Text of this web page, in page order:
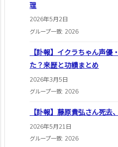
理
2026年5月2日
グループ一致: 2026
【訃報】イクラちゃん声
た？来歴と功績まとめ
2026年3月5日
グループ一致: 2026
【訃報】藤原貴弘さん死去
2026年5月21日
グループ一致: 2026